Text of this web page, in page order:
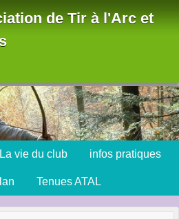
de Tir à l'Arc et
La vie du club infos pratiques
Tenues ATAL